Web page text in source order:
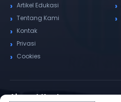
Artikel Edukasi
Tentang Kami
Kontak
Privasi
Cookies
Alamat Kantor